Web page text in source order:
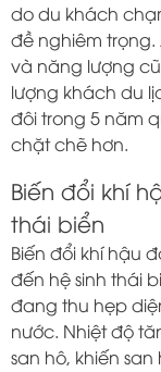
do du khách
đề nghiêm
và năng lượng
lượng khách du
đôi trong 5 năm
chặt chẽ hơn.
Biến đổi khí
thái biển
Biến đổi khí hậu
đến hệ sinh thái
đang thu hẹp
nước. Nhiệt độ
san hô, khiến